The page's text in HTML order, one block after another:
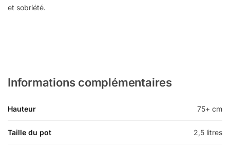
et sobriété.
Informations complémentaires
Hauteur 75+ cm
Taille du pot 2,5 litres